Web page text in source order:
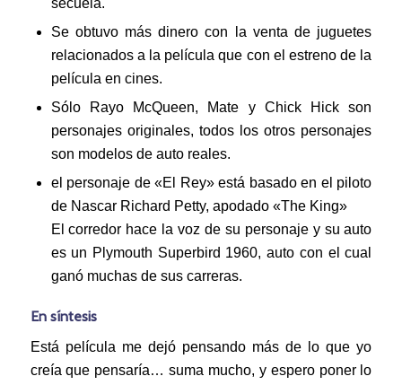
Se obtuvo más dinero con la venta de juguetes
relacionados a la película que con el estreno de la
película en cines.
Sólo Rayo McQueen, Mate y Chick Hick son
personajes originales, todos los otros personajes
son modelos de auto reales.
el personaje de «El Rey» está basado en el piloto
de Nascar Richard Petty, apodado «The King»
El corredor hace la voz de su personaje y su auto
es un Plymouth Superbird 1960, auto con el cual
ganó muchas de sus carreras.
En síntesis
Está película me dejó pensando más de lo que yo
creía que pensaría… suma mucho, y espero poner lo